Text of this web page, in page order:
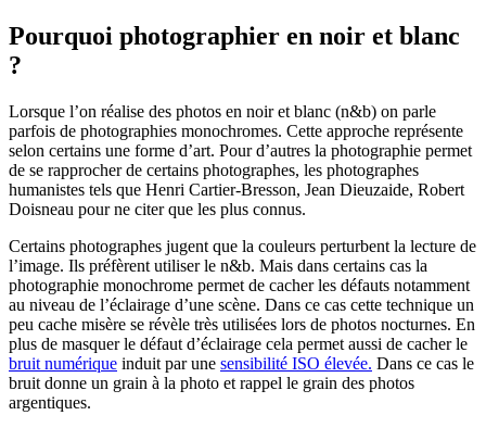
Pourquoi photographier en noir et blanc
?
Lorsque l’on réalise des photos en noir et blanc (n&b) on parle
parfois de photographies monochromes. Cette approche représente
selon certains une forme d’art. Pour d’autres la photographie permet
de se rapprocher de certains photographes, les photographes
humanistes tels que Henri Cartier-Bresson, Jean Dieuzaide, Robert
Doisneau pour ne citer que les plus connus.
Certains photographes jugent que la couleurs perturbent la lecture de
l’image. Ils préfèrent utiliser le n&b. Mais dans certains cas la
photographie monochrome permet de cacher les défauts notamment
au niveau de l’éclairage d’une scène. Dans ce cas cette technique un
peu cache misère se révèle très utilisées lors de photos nocturnes. En
plus de masquer le défaut d’éclairage cela permet aussi de cacher le
bruit numérique induit par une sensibilité ISO élevée. Dans ce cas le
bruit donne un grain à la photo et rappel le grain des photos
argentiques.